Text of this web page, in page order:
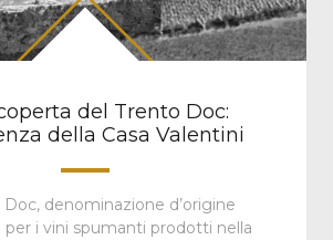
del Trento Doc:
della Casa Valentini
Doc, denominazione d’origine
per i vini spumanti prodotti nella